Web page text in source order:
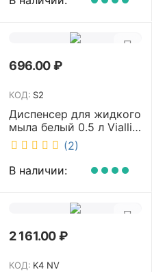
696.00₽
КОД: S2
Диспенсер для жидкого
мыла белый 0.5 л Vialli
S2
(2)
В наличии:
2 161.00₽
КОД: K4 NV